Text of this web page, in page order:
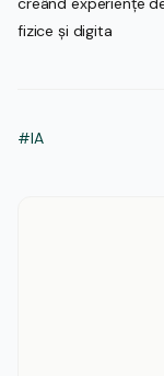
fizice și digita
#IA